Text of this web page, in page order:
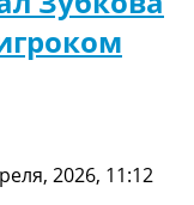
2026, 11:12